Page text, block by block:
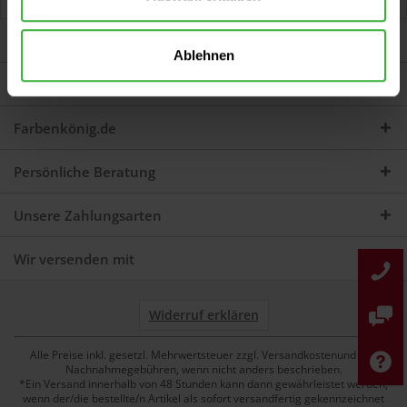
Ablehnen
Service
Farbenkönig.de
Persönliche Beratung
Unsere Zahlungsarten
Wir versenden mit
Widerruf erklären
Alle Preise inkl. gesetzl. Mehrwertsteuer zzgl. Versandkostenund ggf.
Nachnahmegebühren, wenn nicht anders beschrieben.
*Ein Versand innerhalb von 48 Stunden kann dann gewährleistet werden,
wenn der/die bestellte/n Artikel als sofort versandfertig gekennzeichnet